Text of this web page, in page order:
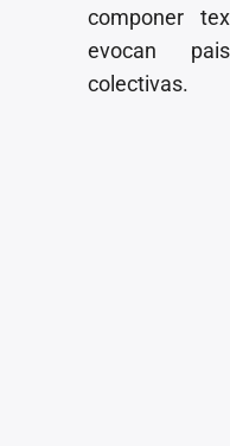
componer
evocan
colectivas.